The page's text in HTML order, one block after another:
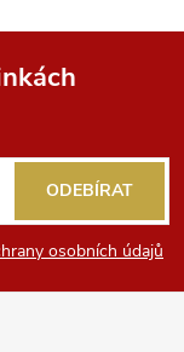
osobních údajů
ODEBÍRAT